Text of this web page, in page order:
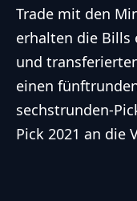
Trade mit den
erhalten die Bills
und
einen
sechstrunden-
Pick 2021 an die